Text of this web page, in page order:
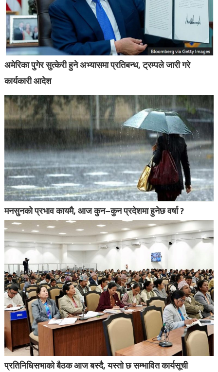
अमेरिका पुगेर सुत्केरी हुने अभ्यासमा प्रतिबन्ध, ट्रम्पले जारी गरे
कार्यकारी आदेश
मनसुनको प्रभाव कायमै, आज कुन–कुन प्रदेशमा हुनेछ वर्षा ?
प्रतिनिधिसभाको बैठक आज बस्दै, यस्तो छ सम्भावित कार्यसूची